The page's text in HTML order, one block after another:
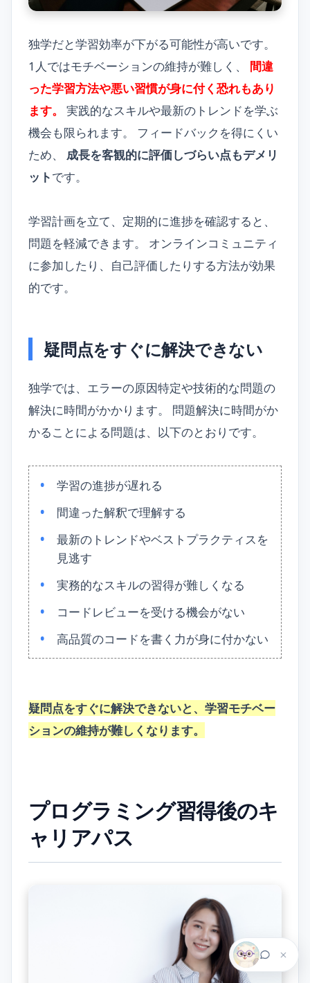
独学だと学習効率が下がる可能性が高いです。
1人ではモチベーションの維持が難しく、 間違
った学習方法や悪い習慣が身に付く恐れもあり
ます。
実践的なスキルや最新のトレンドを学ぶ
機会も限られます。 フィードバックを得にくい
ため、 成長を客観的に評価しづらい点もデメリ
ットです。
学習計画を立て、定期的に進捗を確認すると、
問題を軽減できます。 オンラインコミュニティ
に参加したり、自己評価したりする方法が効果
的です。
疑問点をすぐに解決できない
独学では、エラーの原因特定や技術的な問題の
解決に時間がかかります。 問題解決に時間がか
かることによる問題は、以下のとおりです。
学習の進捗が遅れる
間違った解釈で理解する
最新のトレンドやベストプラクティスを
見逃す
実務的なスキルの習得が難しくなる
コードレビューを受ける機会がない
高品質のコードを書く力が身に付かない
疑問点をすぐに解決できないと、学習モチベー
ションの維持が難しくなります。
プログラミング習得後のキ
ャリアパス